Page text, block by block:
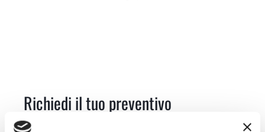
Richiedi il tuo preventivo
personalizzato